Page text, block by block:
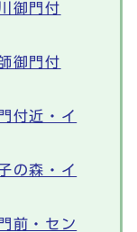
御門付
御門付
付近・イ
の森・イ
前・セン